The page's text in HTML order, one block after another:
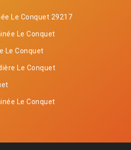
Le Conquet 29217
Le Conquet
Le Conquet
Le Conquet
Le Conquet